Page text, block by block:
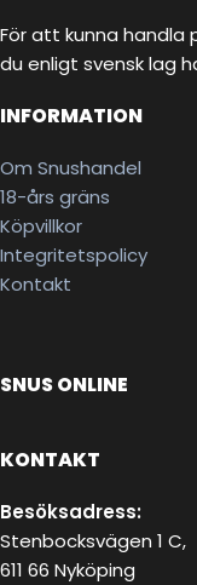
För att kunna handla
du enligt svensk lag
INFORMATION
Om Snushandel
18-års gräns
Köpvillkor
Integritetspolicy
Kontakt
SNUS ONLINE
KONTAKT
Besöksadress:
Stenbocksvägen 1 C,
611 66 Nyköping